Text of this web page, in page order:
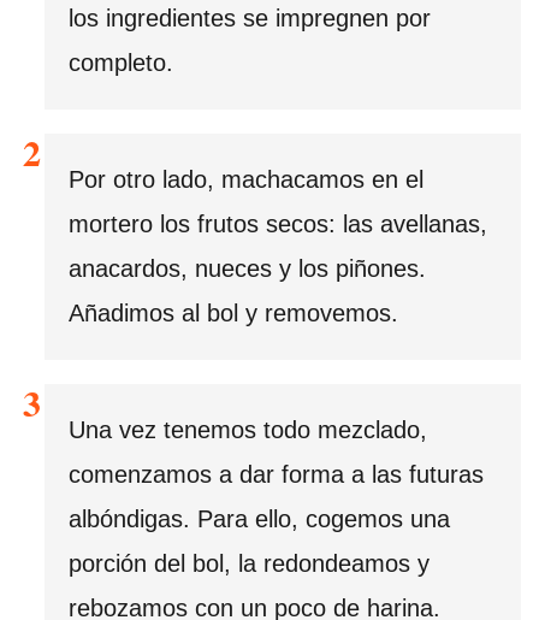
los ingredientes se impregnen por
completo.
Por otro lado, machacamos en el
mortero los frutos secos: las avellanas,
anacardos, nueces y los piñones.
Añadimos al bol y removemos.
Una vez tenemos todo mezclado,
comenzamos a dar forma a las futuras
albóndigas. Para ello, cogemos una
porción del bol, la redondeamos y
rebozamos con un poco de harina.